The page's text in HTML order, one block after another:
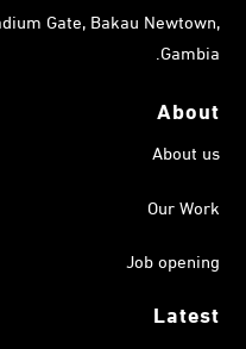
Gate, Bakau Newtown,
Gambia.
About
About us
Our Work
Job opening
Latest